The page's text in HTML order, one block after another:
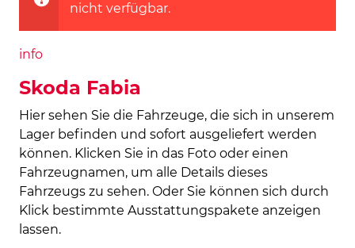
nicht verfügbar.
info
Skoda Fabia
Hier sehen Sie die Fahrzeuge, die sich in unserem
Lager befinden und sofort ausgeliefert werden
können. Klicken Sie in das Foto oder einen
Fahrzeugnamen, um alle Details dieses
Fahrzeugs zu sehen. Oder Sie können sich durch
Klick bestimmte Ausstattungspakete anzeigen
lassen.